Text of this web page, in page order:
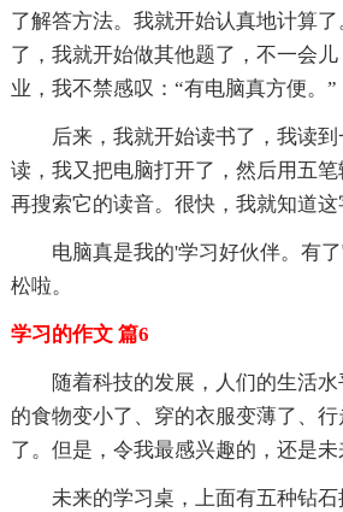
了解答方法。我就开始认真地计算
了，我就开始做其他题了，不一会
业，我不禁感叹：“有电脑真方便。”
后来，我就开始读书了，我读到
读，我又把电脑打开了，然后用五笔
再搜索它的读音。很快，我就知道这
电脑真是我的'学习好伙伴。有了
松啦。
学习的作文 篇6
随着科技的发展，人们的生活水
的食物变小了、穿的衣服变薄了、
了。但是，令我最感兴趣的，还是未
未来的学习桌，上面有五种钻石